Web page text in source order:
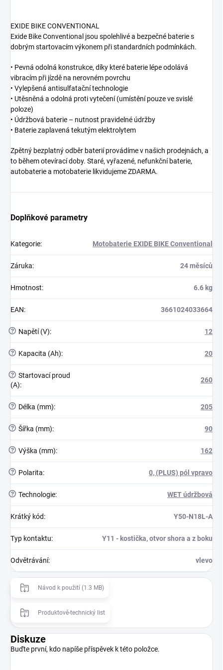
EXIDE BIKE CONVENTIONAL
Exide Bike Conventional jsou spolehlivé a bezpečné baterie s
dobrým startovacím výkonem při standardních podmínkách.
• Pevná odolná konstrukce, díky které baterie lépe odolává
vibracím při jízdě na nerovném povrchu
• Vylepšená antisulfatační technologie
• Utěsněná a odolná proti vytečení (umístění pouze ve svislé
poloze)
• Údržbová baterie – nutnost pravidelné údržby
• Baterie zaplavená tekutým elektrolytem
Zpětný bezplatný odběr baterií provádíme v našich prodejnách, a
to během otevírací doby. Staré, vyřazené, nefunkční baterie,
autobaterie a motobaterie likvidujeme ZDARMA.
Doplňkové parametry
Kategorie: Motobaterie EXIDE BIKE Conventional
Záruka: 24 měsíců
Hmotnost: 6.6 kg
EAN: 3661024033664
? Napětí (V): 12
? Kapacita (Ah): 20
? Startovací proud
(A):
260
? Délka (mm): 205
? Šířka (mm): 90
? Výška (mm): 162
? Polarita: 0, (PLUS) pól vpravo
? Technologie: WET údržbová
Krátký kód: Y50-N18L-A
Typ kontaktu: Y11 - kostička, otvor shora a z boku
Odvětrávání: vlevo
Návod k použití (1.3 MB)
Produktově-technický list
Diskuze
Buďte první, kdo napíše příspěvek k této položce.